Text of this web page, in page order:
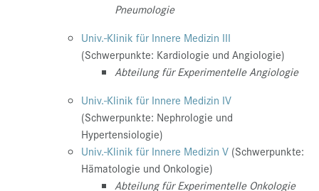
Pneumologie
Univ.-Klinik für Innere Medizin III
(Schwerpunkte: Kardiologie und Angiologie)
Abteilung für Experimentelle Angiologie
Univ.-Klinik für Innere Medizin IV
(Schwerpunkte: Nephrologie und
Hypertensiologie)
Univ.-Klinik für Innere Medizin V (Schwerpunkte:
Hämatologie und Onkologie)
Abteilung für Experimentelle Onkologie